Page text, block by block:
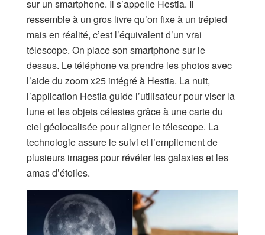
sur un smartphone. Il s’appelle Hestia. Il
ressemble à un gros livre qu’on fixe à un trépied
mais en réalité, c’est l’équivalent d’un vrai
télescope. On place son smartphone sur le
dessus. Le téléphone va prendre les photos avec
l’aide du zoom x25 intégré à Hestia. La nuit,
l’application Hestia guide l’utilisateur pour viser la
lune et les objets célestes grâce à une carte du
ciel géolocalisée pour aligner le télescope. La
technologie assure le suivi et l’empilement de
plusieurs images pour révéler les galaxies et les
amas d’étoiles.